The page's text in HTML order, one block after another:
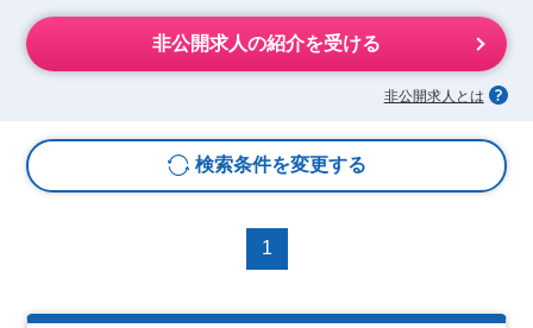
非公開求人の紹介を受ける
非公開求人とは
検索条件を変更する
1